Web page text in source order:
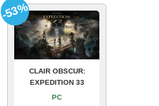
CLAIR OBSCUR:
EXPEDITION 33
PC
-53%